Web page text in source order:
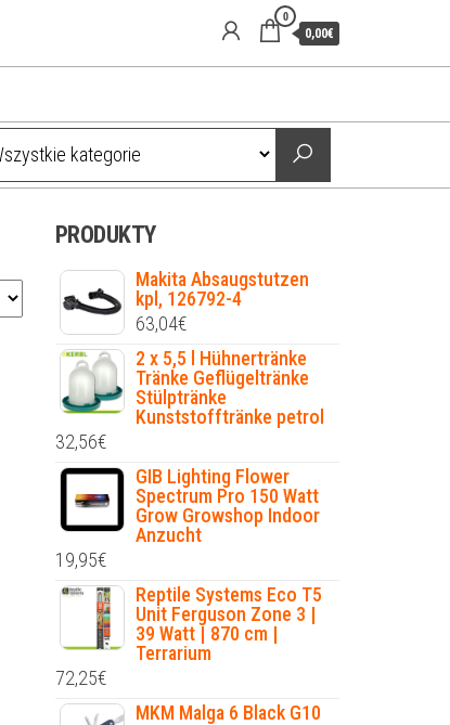
0
0,00€
PRODUKTY
Makita Absaugstutzen
kpl, 126792-4
63,04€
2 x 5,5 l Hühnertränke
Tränke Geflügeltränke
Stülptränke
Kunststofftränke petrol
32,56€
GIB Lighting Flower
Spectrum Pro 150 Watt
Grow Growshop Indoor
Anzucht
19,95€
Reptile Systems Eco T5
Unit Ferguson Zone 3 |
39 Watt | 870 cm |
Terrarium
72,25€
MKM Malga 6 Black G10